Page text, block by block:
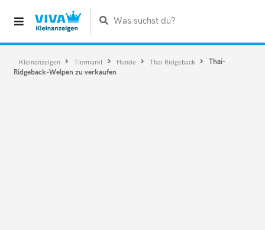
Was suchst du?
Kleinanzeigen Tiermarkt Hunde Thai Ridgeback
Thai-
Ridgeback-Welpen zu verkaufen